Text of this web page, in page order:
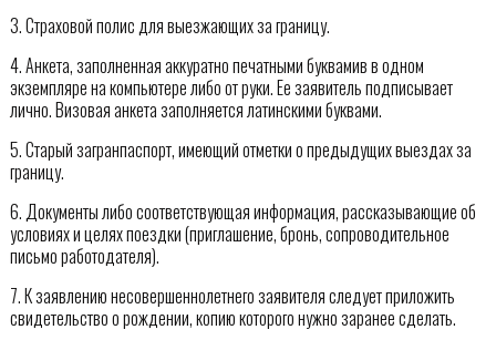
3. Страховой полис для выезжающих за границу.
4. Анкета, заполненная аккуратно печатными буквамив в одном
экземпляре на компьютере либо от руки. Ее заявитель подписывает
лично. Визовая анкета заполняется латинскими буквами.
5. Старый загранпаспорт, имеющий отметки о предыдущих выездах за
границу.
6. Документы либо соответствующая информация, рассказывающие об
условиях и целях поездки (приглашение, бронь, сопроводительное
письмо работодателя).
7. К заявлению несовершеннолетнего заявителя следует приложить
свидетельство о рождении, копию которого нужно заранее сделать.